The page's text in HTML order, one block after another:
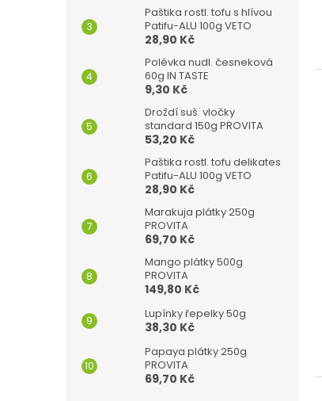
Paštika rostl. tofu s hlívou
Patifu-ALU 100g VETO
28,90 Kč
Polévka nudl. česneková
60g IN TASTE
9,30 Kč
Droždí suš. vločky
standard 150g PROVITA
53,20 Kč
Paštika rostl. tofu delikates
Patifu-ALU 100g VETO
28,90 Kč
Marakuja plátky 250g
PROVITA
69,70 Kč
Mango plátky 500g
PROVITA
149,80 Kč
Lupínky řepelky 50g
38,30 Kč
Papaya plátky 250g
PROVITA
69,70 Kč